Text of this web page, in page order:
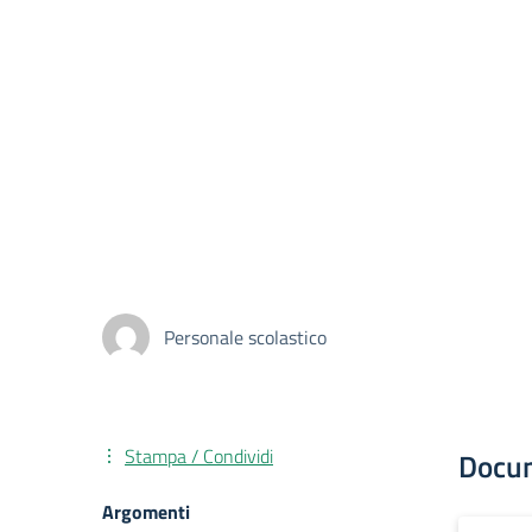
Personale scolastico
Stampa / Condividi
Argomenti